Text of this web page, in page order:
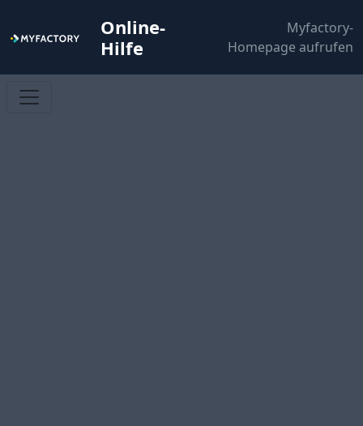
Online-
Hilfe
Myfactory-
Homepage aufrufen